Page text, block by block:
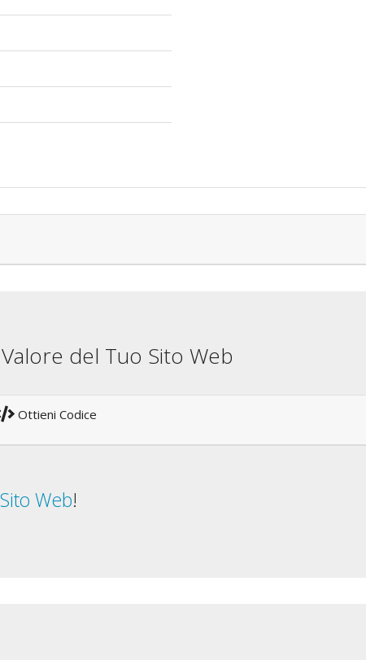
del Tuo Sito Web
Ottieni Codice
Web!